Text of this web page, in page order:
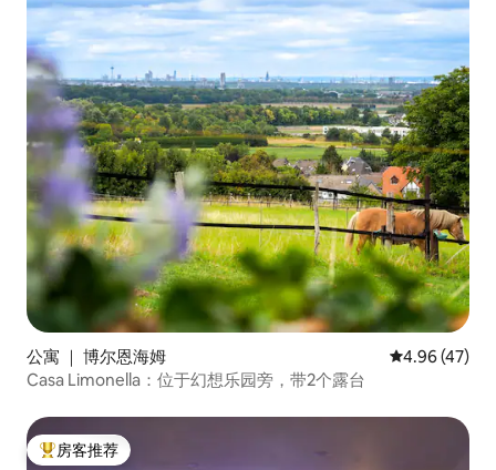
公寓 ｜ 博尔恩海姆 平均评分
4.96 (47)
Casa Limonella：位于幻想乐园旁，带2个露台
热门「房客推荐」
房客推荐